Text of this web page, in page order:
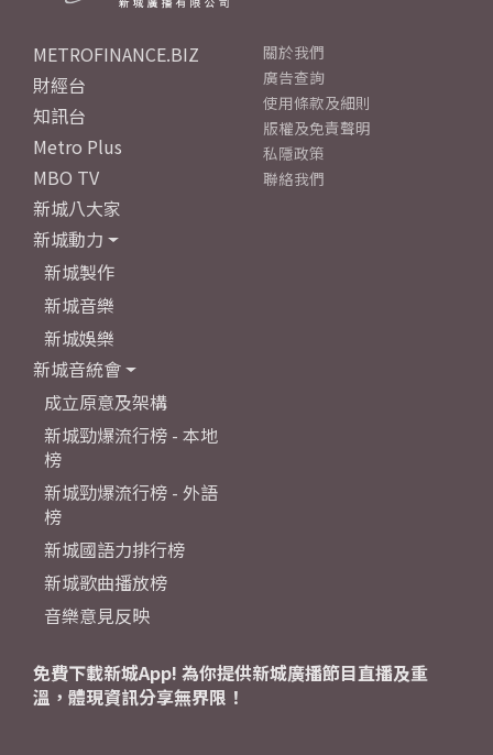
METROFINANCE.BIZ
財經台
知訊台
Metro Plus
MBO TV
新城八大家
新城動力
新城製作
新城音樂
新城娛樂
新城音統會
成立原意及架構
新城勁爆流行榜 - 本地
榜
新城勁爆流行榜 - 外語
榜
新城國語力排行榜
新城歌曲播放榜
音樂意見反映
關於我們
廣告查詢
使用條款及細則
版權及免責聲明
私隱政策
聯絡我們
免費下載新城App! 為你提供新城廣播節目直播及重
溫，體現資訊分享無界限！